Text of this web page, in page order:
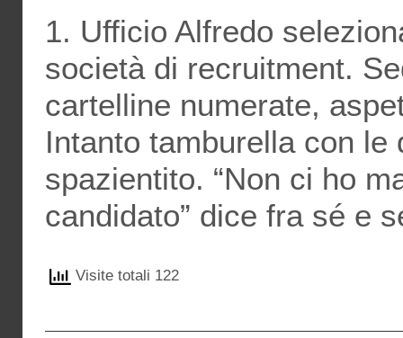
1. Ufficio Alfredo
società di recruitment.
cartelline numerate,
Intanto tamburella con
spazientito. “Non ci ho
candidato” dice fra sé e
Visite totali 122